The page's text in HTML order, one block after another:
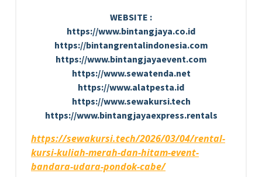
WEBSITE :
https://www.bintangjaya.co.id
https://bintangrentalindonesia.com
https://www.bintangjayaevent.com
https://www.sewatenda.net
https://www.alatpesta.id
https://www.sewakursi.tech
https://www.bintangjayaexpress.rentals
https://sewakursi.tech/2026/03/04/rental-
kursi-kuliah-merah-dan-hitam-event-
bandara-udara-pondok-cabe/